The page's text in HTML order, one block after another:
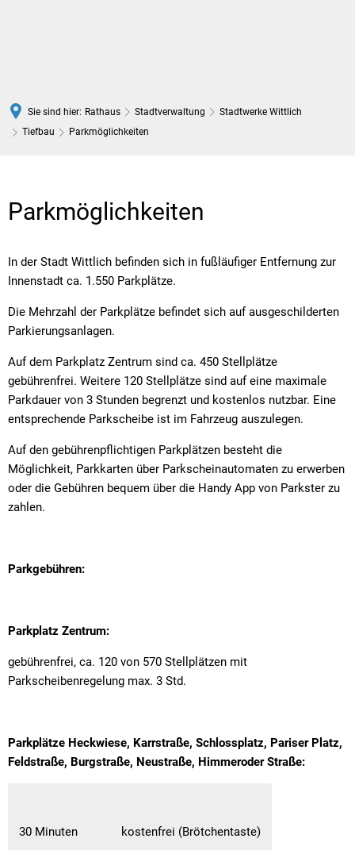
Sie sind hier: Rathaus Stadtverwaltung
Stadtwerke Wittlich
Tiefbau
Parkmöglichkeiten
Parkmöglichkeiten
In der Stadt Wittlich befinden sich in fußläufiger Entfernung zur
Innenstadt ca. 1.550 Parkplätze.
Die Mehrzahl der Parkplätze befindet sich auf ausgeschilderten
Parkierungsanlagen.
Auf dem Parkplatz Zentrum sind ca. 450 Stellplätze
gebührenfrei. Weitere 120 Stellplätze sind auf eine maximale
Parkdauer von 3 Stunden begrenzt und kostenlos nutzbar. Eine
entsprechende Parkscheibe ist im Fahrzeug auszulegen.
Auf den gebührenpflichtigen Parkplätzen besteht die
Möglichkeit, Parkkarten über Parkscheinautomaten zu erwerben
oder die Gebühren bequem über die Handy App von Parkster zu
zahlen.
Parkgebühren:
Parkplatz Zentrum:
gebührenfrei, ca. 120 von 570 Stellplätzen mit
Parkscheibenregelung max. 3 Std.
Parkplätze Heckwiese, Karrstraße, Schlossplatz, Pariser Platz,
Feldstraße, Burgstraße, Neustraße, Himmeroder Straße:
30 Minuten kostenfrei (Brötchentaste)